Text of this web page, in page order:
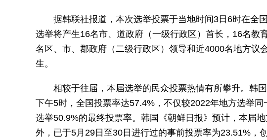
据韩联社报道，本次选举投票于当地时间3日6时在全
选举将产生16名市、道政府（一级行政区）首长，16名教
名区、市、郡政府（二级行政区）领导和近4000名地方议
生。
相较于往届，本届选举的民众投票热情有所攀升。韩
下午5时，全国投票率达57.4%，不仅较2022年地方选举
选举50.9%的最终投票率。韩国《朝鲜日报》预计，本届
外，已于5月29日至30日进行过的事前投票率为23.51%，